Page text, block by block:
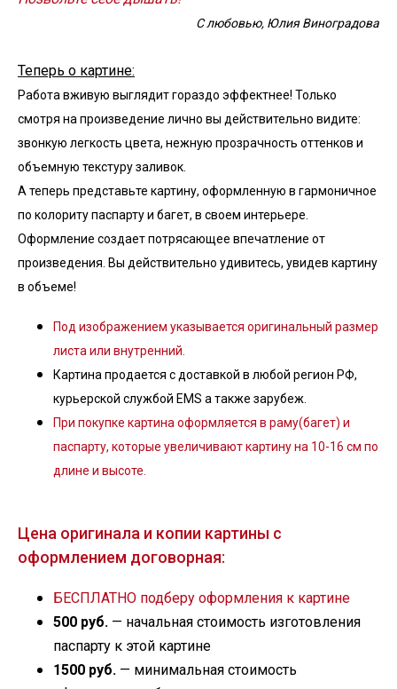
С любовью, Юлия Виноградова
Теперь о картине:
Работа вживую выглядит гораздо эффектнее! Только
смотря на произведение лично вы действительно видите:
звонкую легкость цвета, нежную прозрачность оттенков и
объемную текстуру заливок.
А теперь представьте картину, оформленную в гармоничное
по колориту паспарту и багет, в своем интерьере.
Оформление создает потрясающее впечатление от
произведения. Вы действительно удивитесь, увидев картину
в объеме!
Под изображением указывается оригинальный размер
листа или внутренний.
Картина продается с доставкой в любой регион РФ,
курьерской службой EMS а также зарубеж.
При покупке картина оформляется в раму(багет) и
паспарту, которые увеличивают картину на 10-16 см по
длине и высоте.
Цена оригинала и копии картины с
оформлением договорная:
БЕСПЛАТНО подберу оформления к картине
500 руб. — начальная стоимость изготовления
паспарту к этой картине
1500 руб. — минимальная стоимость